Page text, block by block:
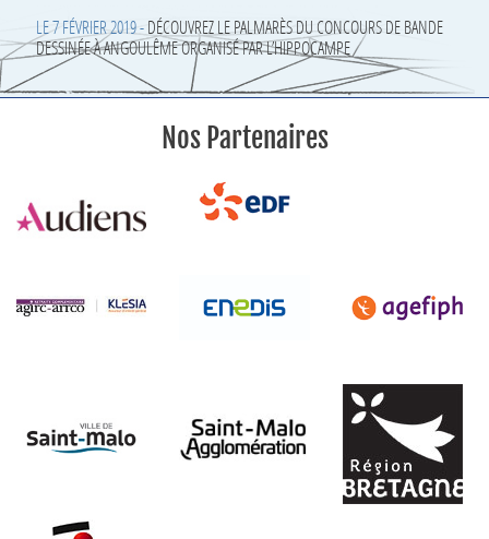
LE 7 FÉVRIER 2019 -DÉCOUVREZ LE PALMARÈS DU CONCOURS DE BANDE
DESSINÉE À ANGOULÊME ORGANISÉ PAR L’HIPPOCAMPE
Nos Partenaires